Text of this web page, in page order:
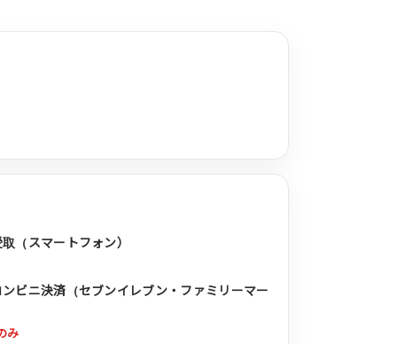
（スマートフォン）
ビニ決済（セブンイレブン・ファミリーマー
み